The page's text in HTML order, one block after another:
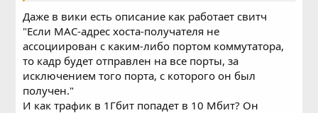
Даже в вики есть описание как работает свитч
"Если MAC-адрес хоста-получателя не
ассоциирован с каким-либо портом коммутатора,
то кадр будет отправлен на все порты, за
исключением того порта, с которого он был
получен."
И как трафик в 1Гбит попадет в 10 Мбит? Он